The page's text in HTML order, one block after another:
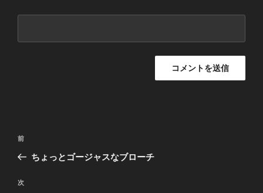
投
ビ
前
の
稿
前
ちょっとゴージャスなブローチ
次
次